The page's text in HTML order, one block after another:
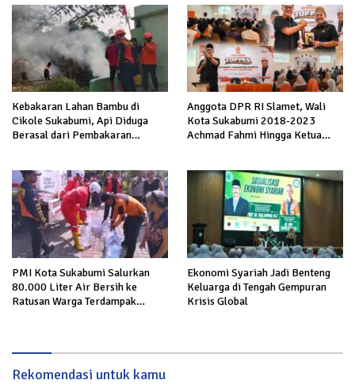
Kebakaran Lahan Bambu di
Cikole Sukabumi, Api Diduga
Berasal dari Pembakaran
Anggota DPR RI Slamet, Wali
Kota Sukabumi 2018-2023
Achmad Fahmi Hingga Ketua
Sukabumi
PMI Kota Sukabumi Salurkan
80.000 Liter Air Bersih ke
Ratusan Warga Terdampak
Ekonomi Syariah Jadi Benteng
Keluarga di Tengah Gempuran
Krisis Global
Rekomendasi untuk kamu